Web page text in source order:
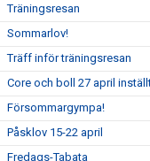
Träningsresan
Sommarlov!
Träff inför träningsresan
Core och boll 27 april
Försommargympa!
Påsklov 15-22 april
Fredags-Tabata